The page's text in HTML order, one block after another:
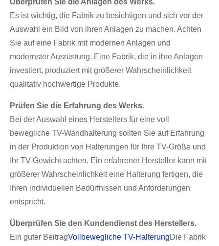
Überprüfen Sie die Anlagen des Werks.
Es ist wichtig, die Fabrik zu besichtigen und sich vor der
Auswahl ein Bild von ihren Anlagen zu machen. Achten
Sie auf eine Fabrik mit modernen Anlagen und
modernster Ausrüstung. Eine Fabrik, die in ihre Anlagen
investiert, produziert mit größerer Wahrscheinlichkeit
qualitativ hochwertige Produkte.
Prüfen Sie die Erfahrung des Werks.
Bei der Auswahl eines Herstellers für eine voll
bewegliche TV-Wandhalterung sollten Sie auf Erfahrung
in der Produktion von Halterungen für Ihre TV-Größe und
Ihr TV-Gewicht achten. Ein erfahrener Hersteller kann mit
größerer Wahrscheinlichkeit eine Halterung fertigen, die
Ihren individuellen Bedürfnissen und Anforderungen
entspricht.
Überprüfen Sie den Kundendienst des Herstellers.
Ein guter BeitragVollbewegliche TV-HalterungDie Fabrik